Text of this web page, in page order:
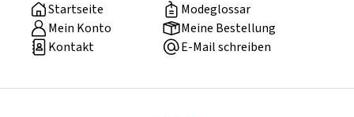
Startseite
Modeglossar
Mein Konto
Meine Bestellung
Kontakt
E-Mail schreiben